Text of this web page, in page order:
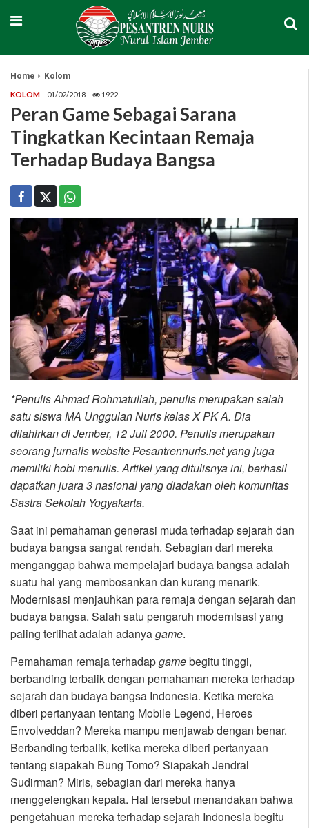
Home Kolom
KOLOM 01/02/2018 1922
Peran Game Sebagai Sarana
Tingkatkan Kecintaan Remaja
Terhadap Budaya Bangsa
*Penulis Ahmad Rohmatullah, penulis merupakan salah
satu siswa MA Unggulan Nuris kelas X PK A. Dia
dilahirkan di Jember, 12 Juli 2000. Penulis merupakan
seorang jurnalis website Pesantrennuris.net yang juga
memiliki hobi menulis. Artikel yang ditulisnya ini, berhasil
dapatkan juara 3 nasional yang diadakan oleh komunitas
Sastra Sekolah Yogyakarta.
Saat ini pemahaman generasi muda terhadap sejarah dan
budaya bangsa sangat rendah. Sebagian dari mereka
menganggap bahwa mempelajari budaya bangsa adalah
suatu hal yang membosankan dan kurang menarik.
Modernisasi menjauhkan para remaja dengan sejarah dan
budaya bangsa. Salah satu pengaruh modernisasi yang
paling terlihat adalah adanyagame.
Pemahaman remaja terhadapgamebegitu tinggi,
berbanding terbalik dengan pemahaman mereka terhadap
sejarah dan budaya bangsa Indonesia. Ketika mereka
diberi pertanyaan tentang Mobile Legend, Heroes
Envolveddan? Mereka mampu menjawab dengan benar.
Berbanding terbalik, ketika mereka diberi pertanyaan
tentang siapakah Bung Tomo? Siapakah Jendral
Sudirman? Miris, sebagian dari mereka hanya
menggelengkan kepala. Hal tersebut menandakan bahwa
pengetahuan mereka terhadap sejarah Indonesia begitu